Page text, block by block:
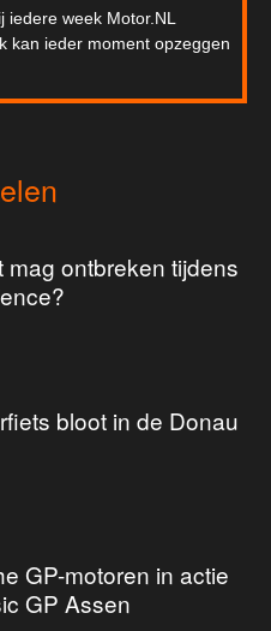
week Motor.NL
kan ieder moment opzeggen
mag ontbreken tijdens
bloot in de Donau
GP-motoren in actie
GP Assen